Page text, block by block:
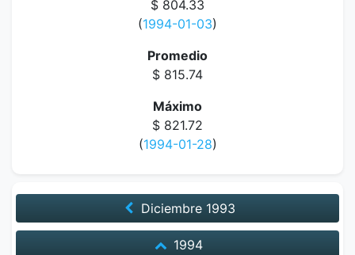
$ 804.33
(1994-01-03)
Promedio
$ 815.74
Máximo
$ 821.72
(1994-01-28)
Diciembre 1993
1994